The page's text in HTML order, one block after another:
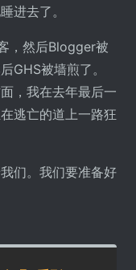
进去了。
，然后Blogger被
GHS被墙煎了。
，我在去年最后一
逃亡的道上一路狂
们。我们要准备好